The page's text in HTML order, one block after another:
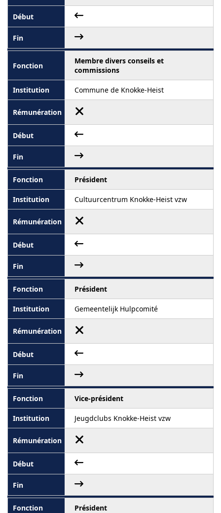
Membre divers conseils et
commissions
Commune de Knokke-Heist
Président
Cultuurcentrum Knokke-Heist vzw
Président
Gemeentelijk Hulpcomité
Vice-président
Jeugdclubs Knokke-Heist vzw
Président